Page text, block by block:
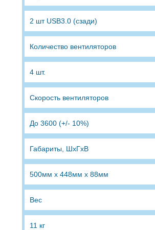
2 шт USB3.0 (сзади)
Количество вентиляторов
4 шт.
Скорость вентиляторов
До 3600 (+/- 10%)
Габариты, ШхГхВ
500мм х 448мм х 88мм
Вес
11 кг